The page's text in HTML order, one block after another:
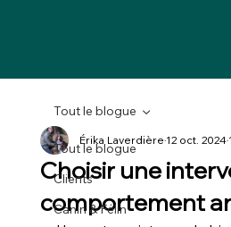
Tout le blogue
Clients
Canin & Félin
Tout le blogue
Choisir une
comportement
Érika Laverdière12 oct. 2024